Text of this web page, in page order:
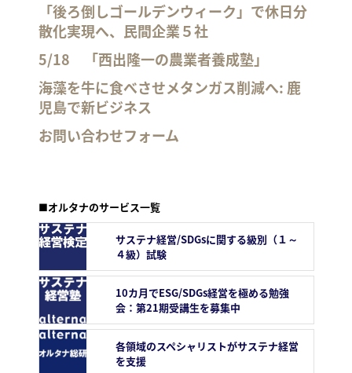
「後ろ倒しゴールデンウィーク」で休日分
散化実現へ、民間企業５社
5/18 「西出隆一の農業者養成塾」
海藻を牛に食べさせメタンガス削減へ: 鹿
児島で新ビジネス
お問い合わせフォーム
■オルタナのサービス一覧
サステナ経営/SDGsに関する級別（１～
４級）試験
10カ月でESG/SDGs経営を極める勉強
会：第21期受講生を募集中
各領域のスペシャリストがサステナ経営
を支援